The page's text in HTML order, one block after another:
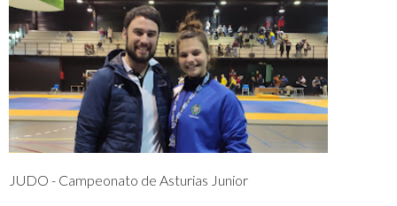
JUDO - Campeonato de Asturias Junior